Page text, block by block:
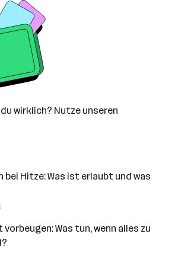
wirklich? Nutze unseren
bei Hitze: Was ist erlaubt und was
vorbeugen: Was tun, wenn alles zu